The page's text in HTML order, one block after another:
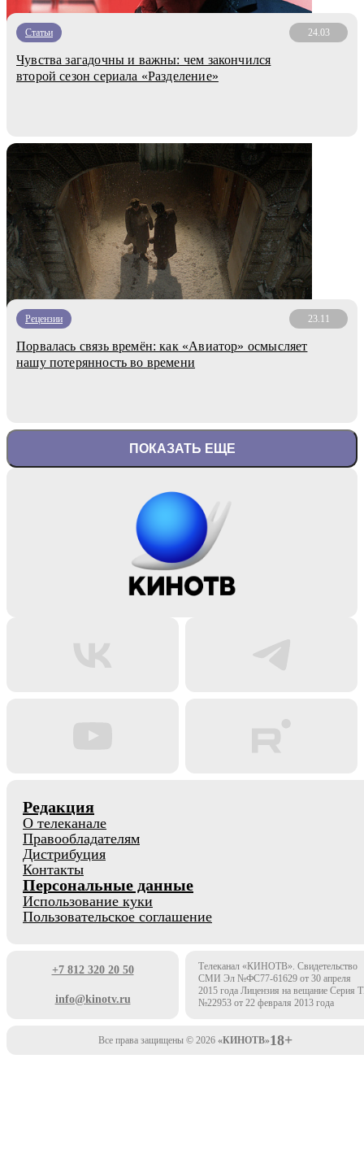
Статьи 24.03
Чувства загадочны и важны: чем закончился
второй сезон сериала «Разделение»
Рецензии 23.11
Порвалась связь времён: как «Авиатор» осмысляет
нашу потерянность во времени
ПОКАЗАТЬ ЕЩЕ
Редакция
О телеканале
Правообладателям
Дистрибуция
Контакты
Персональные данные
Использование куки
Пользовательское соглашение
+7 812 320 20 50
info@kinotv.ru
Телеканал «КИНОТВ». Свидетельство
СМИ Эл №ФС77-61629 от 30 апреля
2015 года Лицензия на вещание Серия
№22953 от 22 февраля 2013 года
Все права защищены © 2026 «КИНОТВ»18+